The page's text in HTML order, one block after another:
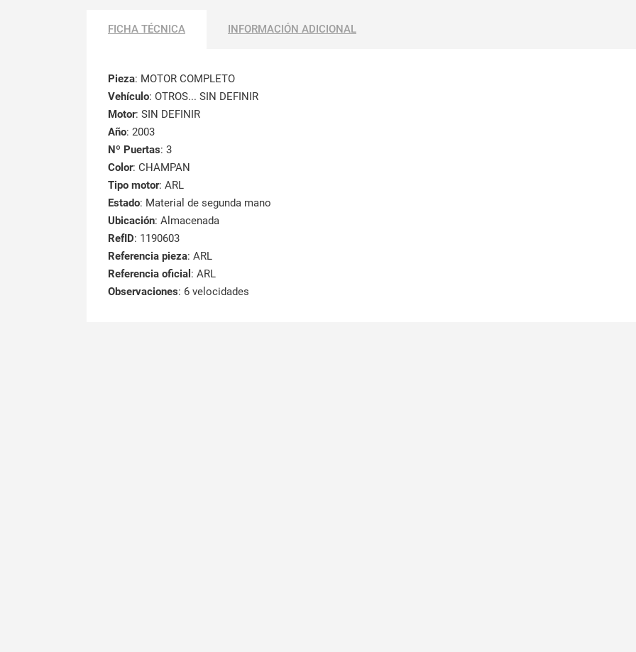
FICHA TÉCNICA INFORMACIÓN ADICIONAL
Pieza: MOTOR COMPLETO
Vehículo: OTROS... SIN DEFINIR
Motor: SIN DEFINIR
Año: 2003
Nº Puertas: 3
Color: CHAMPAN
Tipo motor: ARL
Estado: Material de segunda mano
Ubicación: Almacenada
RefID: 1190603
Referencia pieza: ARL
Referencia oficial : ARL
Observaciones: 6 velocidades